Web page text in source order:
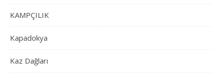
KAMPÇILIK
Kapadokya
Kaz Dağları